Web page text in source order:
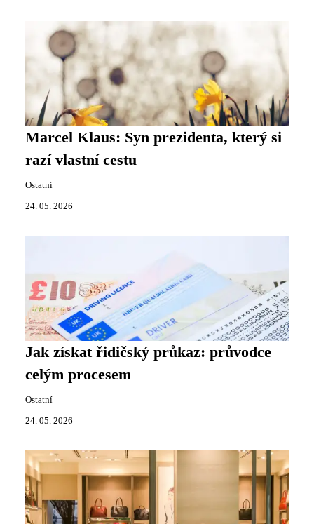
Marcel Klaus: Syn prezidenta, který si
razí vlastní cestu
Ostatní
24. 05. 2026
Jak získat řidičský průkaz: průvodce
celým procesem
Ostatní
24. 05. 2026